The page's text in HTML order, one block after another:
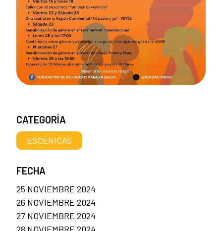
CATEGORÍA
ESCÉNICAS
FECHA
25 NOVIEMBRE 2024
26 NOVIEMBRE 2024
27 NOVIEMBRE 2024